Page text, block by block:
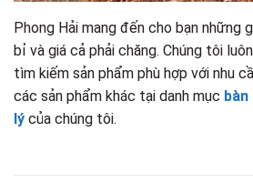
Phong Hải mang đến cho bạn những
bỉ và giá cả phải chăng. Chúng tôi
tìm kiếm sản phẩm phù hợp với nhu
các sản phẩm khác tại danh mục
lý của chúng tôi.